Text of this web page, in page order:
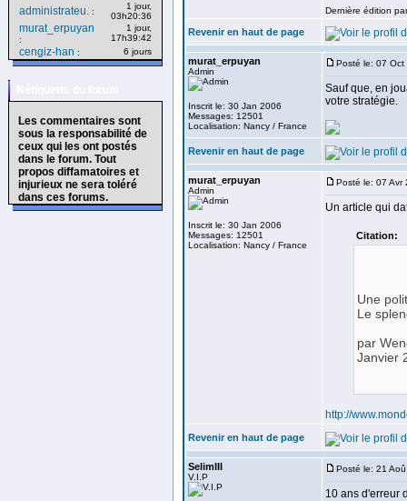
administrateu. :
1 jour,
03h20:36
murat_erpuyan
:
1 jour,
17h39:42
cengiz-han : 6 jours
Les commentaires sont
sous la responsabilité de
ceux qui les ont postés
dans le forum. Tout
propos diffamatoires et
injurieux ne sera toléré
dans ces forums.
Dernière édition
Revenir en haut de page
murat_erpuyan
Admin
Inscrit le: 30 Jan 2006
Messages: 12501
Localisation: Nancy / France
Posté le: 07
Sauf que, en
votre stratégie.
Revenir en haut de page
murat_erpuyan
Admin
Inscrit le: 30 Jan 2006
Messages: 12501
Localisation: Nancy / France
Posté le: 07 Avr
Un article qui
Citation:
Une
Le
par
Janvier
http://
Revenir en haut de page
SelimIII
V.I.P
Posté le: 21
10 ans d'erreur